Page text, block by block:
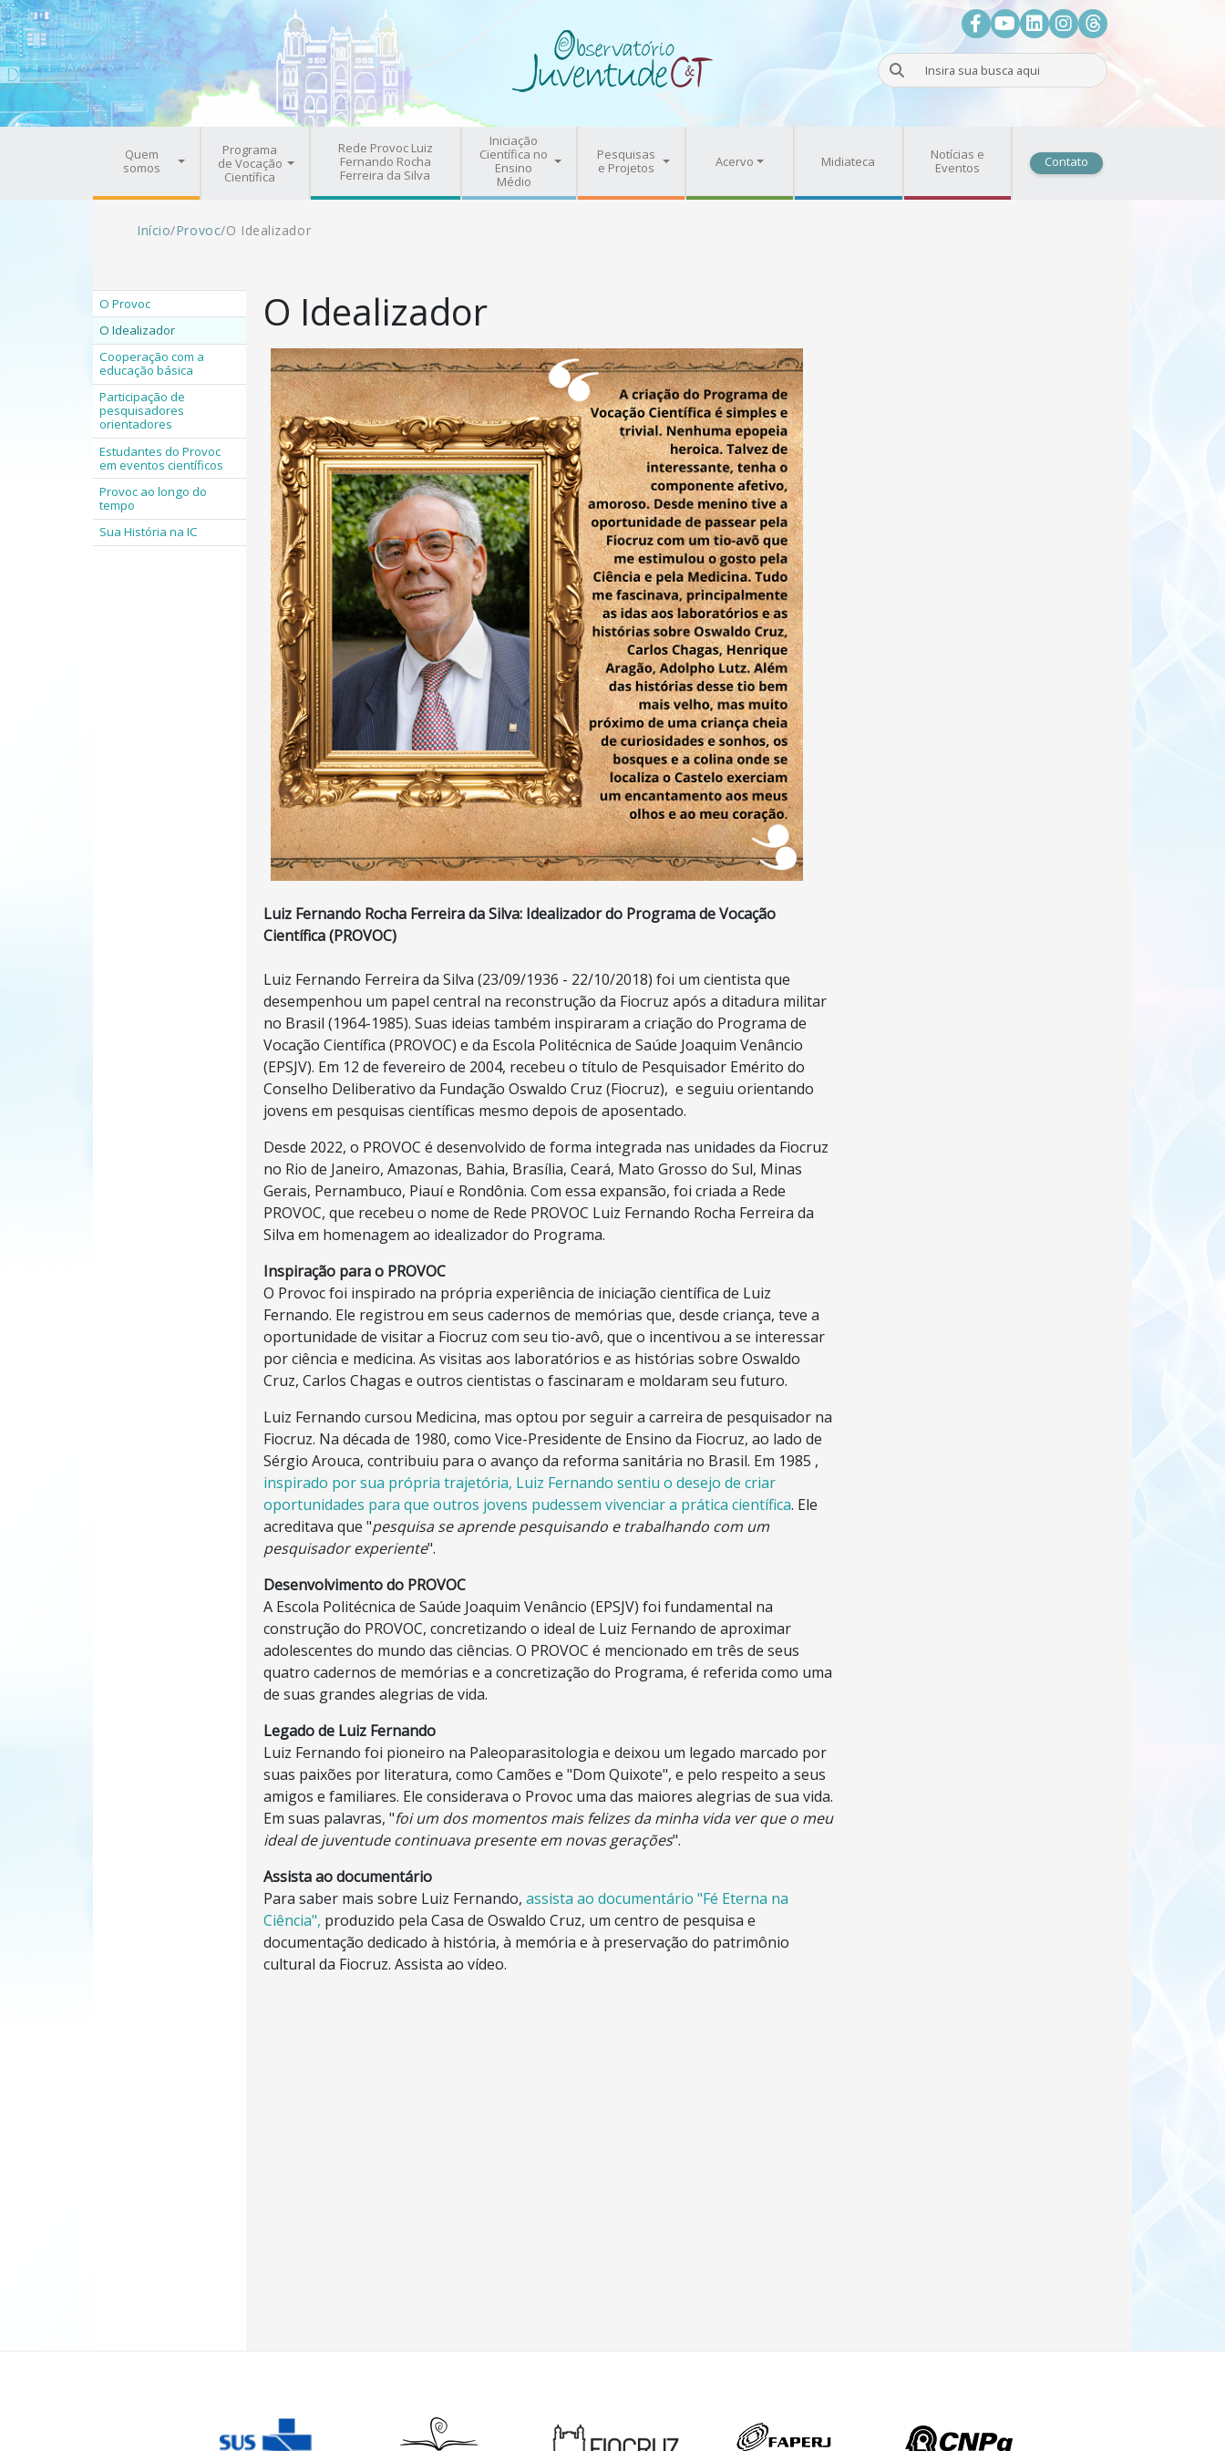
Pular para o conteúdo principal
Facebook
Youtube
LinkedIn
Instagram
Threads
Buscar
Navegação principal
Quem
somos
Programa
de Vocação
Científica
Rede Provoc Luiz
Fernando Rocha
Ferreira da Silva
Iniciação
Científica no
Ensino
Médio
Pesquisas
e Projetos
Acervo Midiateca
Notícias e
Eventos
Contato
Trilha de navegação
Início/Provoc/O Idealizador
O Provoc
O Idealizador
Cooperação com a
educação básica
Participação de
pesquisadores
orientadores
Estudantes do Provoc
em eventos científicos
Provoc ao longo do
tempo
Sua História na IC
O Idealizador
Luiz Fernando Rocha Ferreira da Silva: Idealizador do Programa de Vocação
Científica (PROVOC)
Luiz Fernando Ferreira da Silva (23/09/1936 - 22/10/2018) foi um cientista que
desempenhou um papel central na reconstrução da Fiocruz após a ditadura militar
no Brasil (1964-1985). Suas ideias também inspiraram a criação do Programa de
Vocação Científica (PROVOC) e da Escola Politécnica de Saúde Joaquim Venâncio
(EPSJV). Em 12 de fevereiro de 2004, recebeu o título de Pesquisador Emérito do
Conselho Deliberativo da Fundação Oswaldo Cruz (Fiocruz), e seguiu orientando
jovens em pesquisas científicas mesmo depois de aposentado.
Desde 2022, o PROVOC é desenvolvido de forma integrada nas unidades da Fiocruz
no Rio de Janeiro, Amazonas, Bahia, Brasília, Ceará, Mato Grosso do Sul, Minas
Gerais, Pernambuco, Piauí e Rondônia. Com essa expansão, foi criada a Rede
PROVOC, que recebeu o nome de Rede PROVOC Luiz Fernando Rocha Ferreira da
Silva em homenagem ao idealizador do Programa.
Inspiração para o PROVOC
O Provoc foi inspirado na própria experiência de iniciação científica de Luiz
Fernando. Ele registrou em seus cadernos de memórias que, desde criança, teve a
oportunidade de visitar a Fiocruz com seu tio-avô, que o incentivou a se interessar
por ciência e medicina. As visitas aos laboratórios e as histórias sobre Oswaldo
Cruz, Carlos Chagas e outros cientistas o fascinaram e moldaram seu futuro.
Luiz Fernando cursou Medicina, mas optou por seguir a carreira de pesquisador na
Fiocruz. Na década de 1980, como Vice-Presidente de Ensino da Fiocruz, ao lado de
Sérgio Arouca, contribuiu para o avanço da reforma sanitária no Brasil. Em 1985 ,
inspirado por sua própria trajetória, Luiz Fernando sentiu o desejo de criar
oportunidades para que outros jovens pudessem vivenciar a prática científica. Ele
acreditava que "pesquisa se aprende pesquisando e trabalhando com um
pesquisador experiente".
Desenvolvimento do PROVOC
A Escola Politécnica de Saúde Joaquim Venâncio (EPSJV) foi fundamental na
construção do PROVOC, concretizando o ideal de Luiz Fernando de aproximar
adolescentes do mundo das ciências. O PROVOC é mencionado em três de seus
quatro cadernos de memórias e a concretização do Programa, é referida como uma
de suas grandes alegrias de vida.
Legado de Luiz Fernando
Luiz Fernando foi pioneiro na Paleoparasitologia e deixou um legado marcado por
suas paixões por literatura, como Camões e "Dom Quixote", e pelo respeito a seus
amigos e familiares. Ele considerava o Provoc uma das maiores alegrias de sua vida.
Em suas palavras, "foi um dos momentos mais felizes da minha vida ver que o meu
ideal de juventude continuava presente em novas gerações".
Assista ao documentário
Para saber mais sobre Luiz Fernando,assista ao documentário "Fé Eterna na
Ciência", produzido pela Casa de Oswaldo Cruz, um centro de pesquisa e
documentação dedicado à história, à memória e à preservação do patrimônio
cultural da Fiocruz. Assista ao vídeo.